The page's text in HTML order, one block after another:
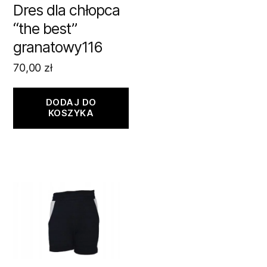
Dres dla chłopca
“the best”
granatowy116
70,00 zł
DODAJ DO
KOSZYKA